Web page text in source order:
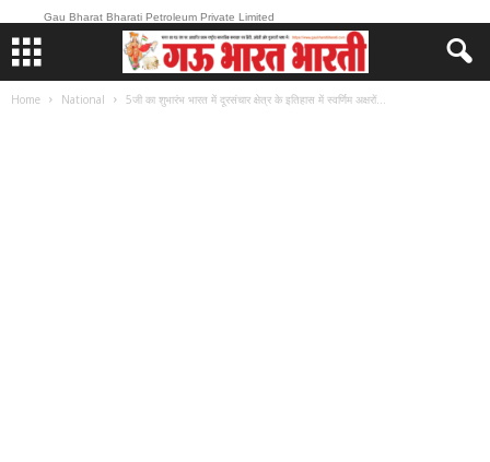
Gau Bharat Bharati Petroleum Private Limited
Home National 5जी का शुभारंभ भारत में दूरसंचार क्षेत्र के इतिहास में स्वर्णिम अक्षरों...